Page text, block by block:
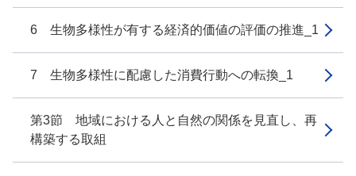
6 生物多様性が有する経済的価値の評価の推進_1
7 生物多様性に配慮した消費行動への転換_1
第3節 地域における人と自然の関係を見直し、再
構築する取組